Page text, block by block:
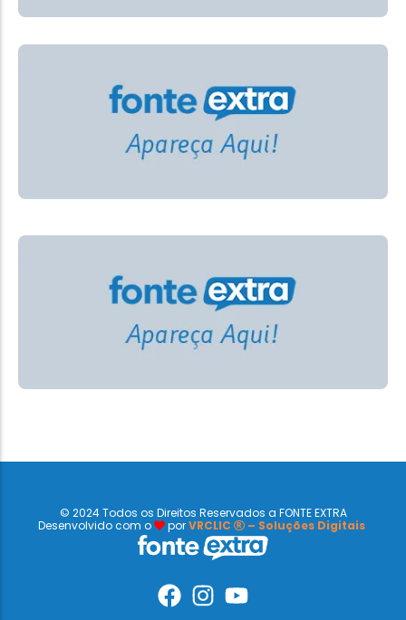
© 2024 Todos os Direitos Reservados a FONTE EXTRA
Desenvolvido com o
porVRCLIC – Soluções Digitais